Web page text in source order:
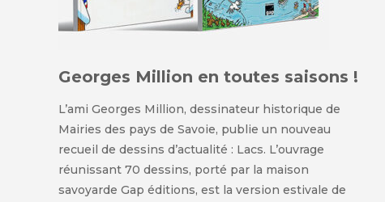
Georges Million en toutes saisons !
L’ami Georges Million, dessinateur historique de
Mairies des pays de Savoie, publie un nouveau
recueil de dessins d’actualité : Lacs. L’ouvrage
réunissant 70 dessins, porté par la maison
savoyarde Gap éditions, est la version estivale de